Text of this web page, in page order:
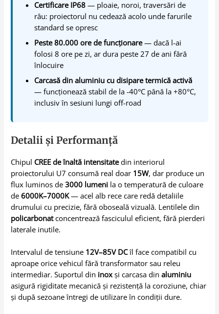
Certificare IP68 — ploaie, noroi, traversări de
râu: proiectorul nu cedează acolo unde farurile
standard se opresc
Peste 80.000 ore de funcționare— dacă l-ai
folosi 8 ore pe zi, ar dura peste 27 de ani fără
înlocuire
Carcasă din aluminiu cu disipare termică activă
— funcționează stabil de la -40°C până la +80°C,
inclusiv în sesiuni lungi off-road
Detalii și Performanță
Chipul CREE de înaltă intensitatedin interiorul
proiectorului U7 consumă real doar 15W, dar produce un
flux luminos de3000 lumeni la o temperatură de culoare
de6000K–7000K— acel alb rece care redă detaliile
drumului cu precizie, fără oboseală vizuală. Lentilele din
policarbonatconcentrează fasciculul eficient, fără pierderi
laterale inutile.
Intervalul de tensiune 12V–85V DCîl face compatibil cu
aproape orice vehicul fără transformator sau releu
intermediar. Suportul din inoxși carcasa dinaluminiu
asigură rigiditate mecanică și rezistență la coroziune, chiar
și după sezoane întregi de utilizare în condiții dure.